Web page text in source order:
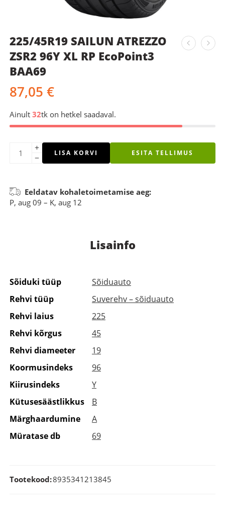
225/45R19 SAILUN ATREZZO
ZSR2 96Y XL RP EcoPoint3
BAA69
87,05 €
Ainult 32tk on hetkel saadaval.
LISA KORVI ESITA TELLIMUS
Eeldatav kohaletoimetamise aeg:
P, aug 09 – K, aug 12
Lisainfo
Sõiduki tüüp
Sõiduauto
Rehvi tüüp
Suverehv – sõiduauto
Rehvi laius
225
Rehvi kõrgus
45
Rehvi diameeter
19
Koormusindeks
96
Kiirusindeks
Y
Kütusesäästlikkus
B
Märghaardumine
A
Müratase db
69
Tootekood:8935341213845